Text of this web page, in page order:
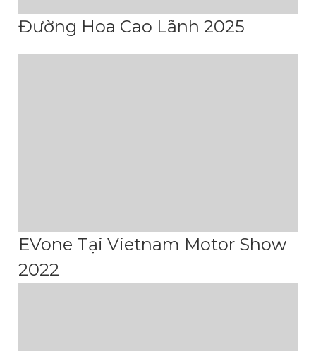
Đường Hoa Cao Lãnh 2025
EVone Tại Vietnam Motor Show
2022